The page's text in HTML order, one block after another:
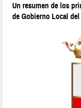
Un resumen de los
de Gobierno Local